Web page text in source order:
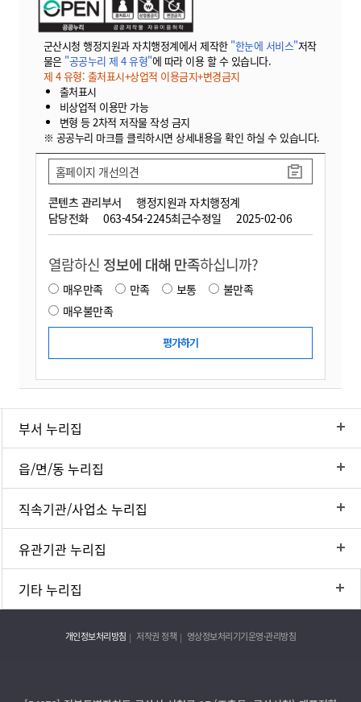
군산시청 행정지원과 자치행정계에서 제작한 "한눈에 서비스"저작
물은 "공공누리 제 4 유형"에 따라 이용 할 수 있습니다.
제 4 유형: 출처표시+상업적 이용금지+변경금지
출처표시
비상업적 이용만 가능
변형 등 2차적 저작물 작성 금지
※ 공공누리 마크를 클릭하시면 상세내용을 확인 하실 수 있습니다.
콘텐츠 관리부서
행정지원과 자치행정계
담당전화
063-454-2245최근수정일 2025-02-06
홈페이지 개선의견
열람하신 정보에 대해 만족하십니까?
매우만족 만족 보통
불만족
매우불만족
부서 누리집
읍/면/동 누리집
직속기관/사업소 누리집
유관기관 누리집
기타 누리집
개인정보처리방침 저작권 정책 영상정보처리기기운영·관리방침